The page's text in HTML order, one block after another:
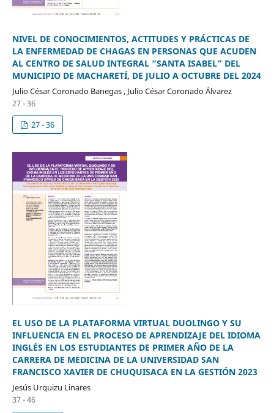
NIVEL DE CONOCIMIENTOS, ACTITUDES Y PRÁCTICAS DE
LA ENFERMEDAD DE CHAGAS EN PERSONAS QUE ACUDEN
AL CENTRO DE SALUD INTEGRAL “SANTA ISABEL” DEL
MUNICIPIO DE MACHARETÍ, DE JULIO A OCTUBRE DEL 2024
Julio César Coronado Banegas , Julio César Coronado Álvarez
27 - 36
27 - 36
EL USO DE LA PLATAFORMA VIRTUAL DUOLINGO Y SU
INFLUENCIA EN EL PROCESO DE APRENDIZAJE DEL IDIOMA
INGLÉS EN LOS ESTUDIANTES DE PRIMER AÑO DE LA
CARRERA DE MEDICINA DE LA UNIVERSIDAD SAN
FRANCISCO XAVIER DE CHUQUISACA EN LA GESTIÓN 2023
Jesús Urquizu Linares
37 - 46